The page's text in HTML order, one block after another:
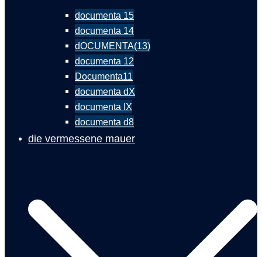
documenta 15
documenta 14
dOCUMENTA(13)
documenta 12
Documenta11
documenta dX
documenta IX
documenta d8
die vermessene mauer